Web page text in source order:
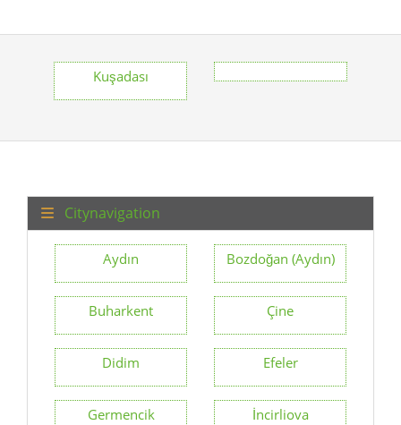
Kuşadası
Citynavigation
Aydın Bozdoğan (Aydın)
Buharkent Çine
Didim Efeler
Germencik İncirliova